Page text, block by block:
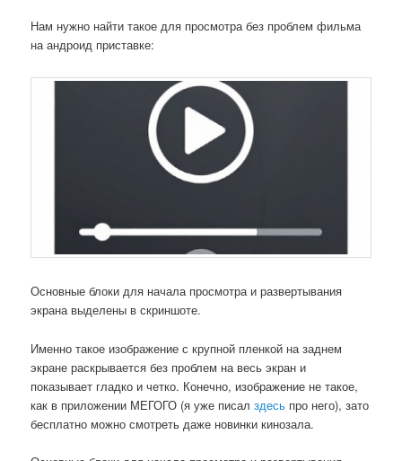
Нам нужно найти такое для просмотра без проблем фильма
на андроид приставке:
Основные блоки для начала просмотра и развертывания
экрана выделены в скриншоте.
Именно такое изображение с крупной пленкой на заднем
экране раскрывается без проблем на весь экран и
показывает гладко и четко. Конечно, изображение не такое,
как в приложении МЕГОГО (я уже писалздесь про него), зато
бесплатно можно смотреть даже новинки кинозала.